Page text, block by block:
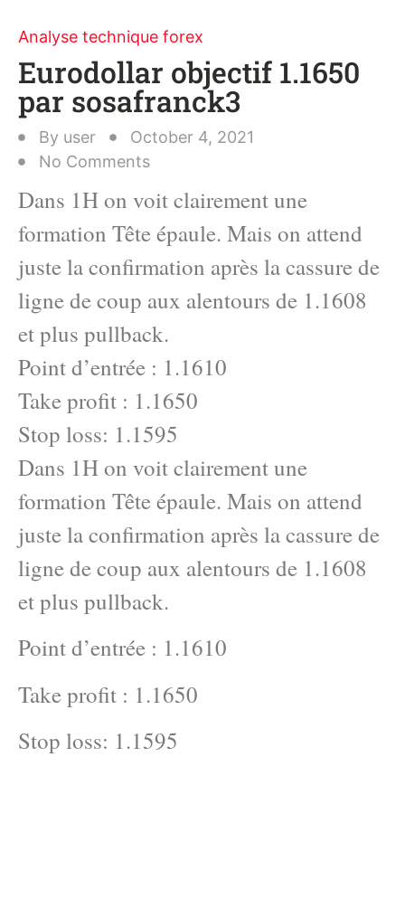
Analyse technique forex
Eurodollar objectif 1.1650
par sosafranck3
By user
October 4, 2021
No Comments
Dans 1H on voit clairement une
formation Tête épaule. Mais on attend
juste la confirmation après la cassure de
ligne de coup aux alentours de 1.1608
et plus pullback.
Point d’entrée : 1.1610
Take profit : 1.1650
Stop loss: 1.1595
Dans 1H on voit clairement une
formation Tête épaule. Mais on attend
juste la confirmation après la cassure de
ligne de coup aux alentours de 1.1608
et plus pullback.
Point d’entrée : 1.1610
Take profit : 1.1650
Stop loss: 1.1595